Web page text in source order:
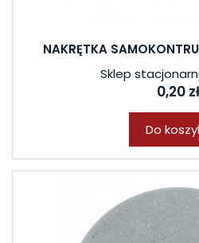
NAKRĘTKA
Sklep
0,20 zł
Do